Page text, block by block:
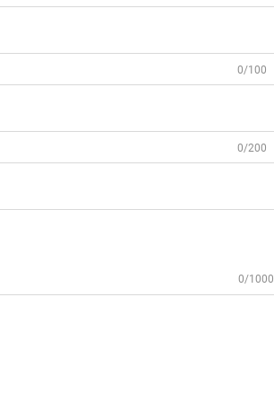
0/100
0/200
0/1000